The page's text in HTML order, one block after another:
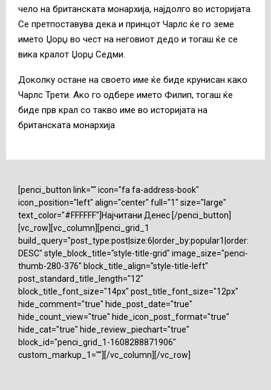
чело на британската монархија, најдолго во историјата.
Се претпоставува дека и принцот Чарлс ќе го земе
името Џорџ во чест на неговиот дедо и тогаш ќе се
вика кралот Џорџ Седми.
Доколку остане на своето име ќе биде крунисан како
Чарлс Трети. Ако го одбере името Филип, тогаш ќе
биде прв крал со такво име во историјата на
британската монархија
[penci_button link="" icon="fa fa-address-book"
icon_position="left" align="center" full="1" size="large"
text_color="#FFFFFF"]Најчитани Денес [/penci_button]
[vc_row][vc_column][penci_grid_1
build_query="post_type:post|size:6|order_by:popular1|order:
DESC" style_block_title="style-title-grid" image_size="penci-
thumb-280-376" block_title_align="style-title-left"
post_standard_title_length="12"
block_title_font_size="14px" post_title_font_size="12px"
hide_comment="true" hide_post_date="true"
hide_count_view="true" hide_icon_post_format="true"
hide_cat="true" hide_review_piechart="true"
block_id="penci_grid_1-1608288871906"
custom_markup_1=""][/vc_column][/vc_row]